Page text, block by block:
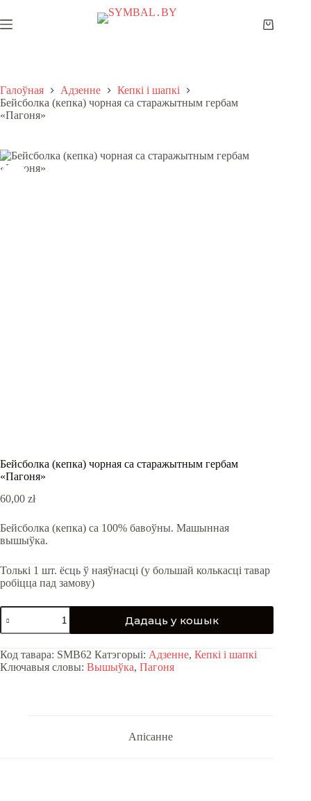
to
content
Shopping
Галоўная Адзенне
Кепкі і шапкі
Бейсболка (кепка) чорная са старажытным гербам
«Пагоня»
Бейсболка (кепка) чорная са старажытным гербам
«Пагоня»
60,00 zł
Бейсболка (кепка) са 100% бавоўны. Машынная
вышыўка.
Толькі 1 шт. ёсць ў наяўнасці (у большай колькасці тавар
робіцца пад замову)
Бейсболка
(кепка)
чорная
старажытным
гербам
Дадаць у кошык
Код тавара: SMB62 Катэгорыі: Адзенне, Кепкі і шапкі
Ключавыя словы: Вышыўка, Пагоня
Апісанне